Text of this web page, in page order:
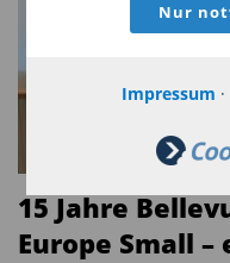
Nur
Impressum ·
Diesen Beitrag
15 Jahre
Europe Small